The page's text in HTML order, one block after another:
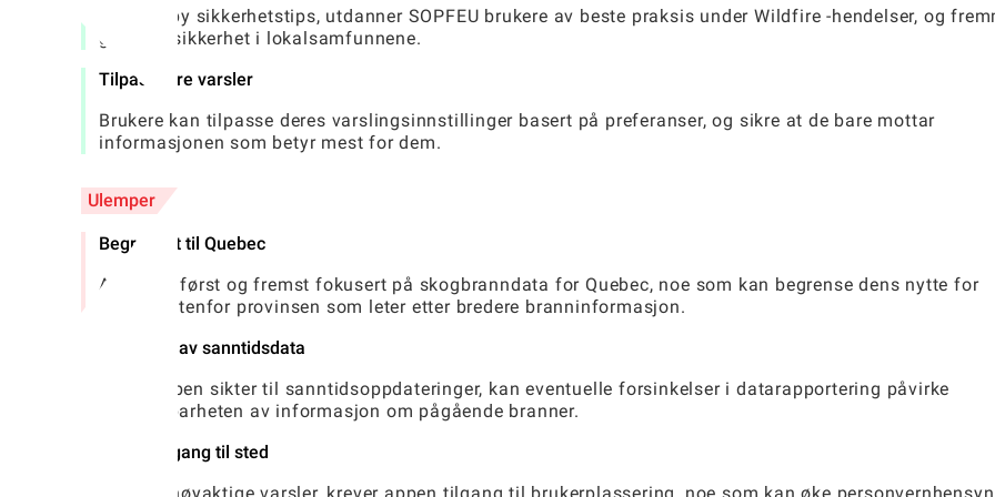
Ved å tilby sikkerhetstips, utdanner SOPFEU brukere av beste praksis under Wildfire -hendelser, og
generell sikkerhet i lokalsamfunnene.
Tilpassbare varsler
Brukere kan tilpasse deres varslingsinnstillinger basert på preferanser, og sikre at de bare mottar
informasjonen som betyr mest for dem.
Ulemper
Begrenset til Quebec
Appen er først og fremst fokusert på skogbranndata for Quebec, noe som kan begrense dens nytte for
brukere utenfor provinsen som leter etter bredere branninformasjon.
Avhengig av sanntidsdata
Mens appen sikter til sanntidsoppdateringer, kan eventuelle forsinkelser i datarapportering påvirke
umiddelbarheten av informasjon om pågående branner.
Krever tilgang til sted